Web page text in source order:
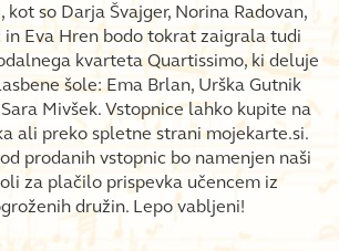
kot so Darja Švajger, Norina Radovan,
in Eva Hren bodo tokrat zaigrala tudi
kvarteta Quartissimo, ki deluje
šole: Ema Brlan, Urška Gutnik
Mivšek. Vstopnice lahko kupite na
ali preko spletne strani mojekarte.si.
prodanih vstopnic bo namenjen naši
za plačilo prispevka učencem iz
družin. Lepo vabljeni!